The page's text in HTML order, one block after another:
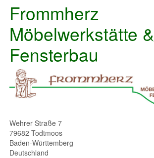
Frommherz
Möbelwerkstätte &
Fensterbau
Wehrer Straße 7
79682Todtmoos
Baden-Württemberg
Deutschland